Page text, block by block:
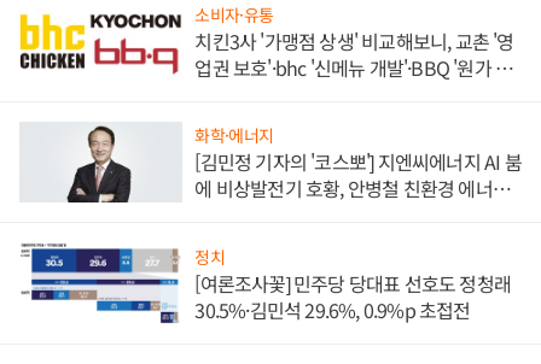
소비자·유통
치킨3사 '가맹점 상생' 비교해보니, 교촌 '영
업권 보호'·bhc '신메뉴 개발'·BBQ '원가 부
화학·에너지
[김민정 기자의 '코스뽀'] 지엔씨에너지 AI 붐
에 비상발전기 호황, 안병철 친환경 에너지
정치
[여론조사꽃] 민주당 당대표 선호도 정청래
30.5%·김민석 29.6%, 0.9%p 초접전